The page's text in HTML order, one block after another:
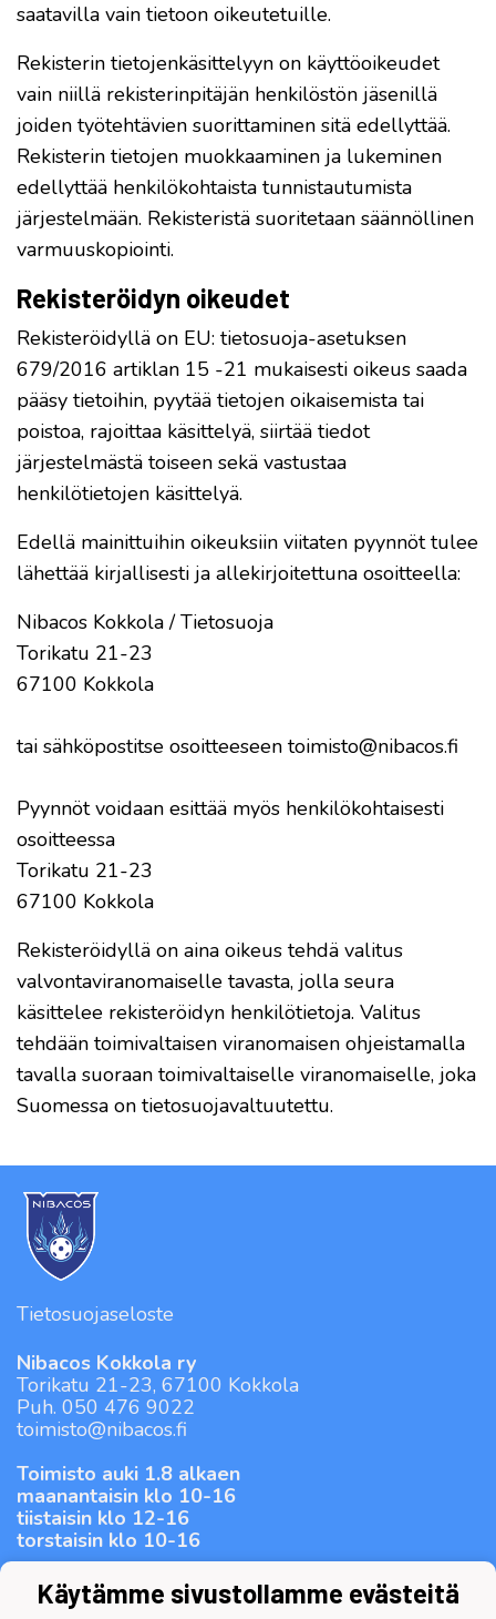
saatavilla vain tietoon oikeutetuille.
Rekisterin tietojenkäsittelyyn on käyttöoikeudet
vain niillä rekisterinpitäjän henkilöstön jäsenillä
joiden työtehtävien suorittaminen sitä edellyttää.
Rekisterin tietojen muokkaaminen ja lukeminen
edellyttää henkilökohtaista tunnistautumista
järjestelmään. Rekisteristä suoritetaan säännöllinen
varmuuskopiointi.
Rekisteröidyn oikeudet
Rekisteröidyllä on EU: tietosuoja-asetuksen
679/2016 artiklan 15 -21 mukaisesti oikeus saada
pääsy tietoihin, pyytää tietojen oikaisemista tai
poistoa, rajoittaa käsittelyä, siirtää tiedot
järjestelmästä toiseen sekä vastustaa
henkilötietojen käsittelyä.
Edellä mainittuihin oikeuksiin viitaten pyynnöt tulee
lähettää kirjallisesti ja allekirjoitettuna osoitteella:
Nibacos Kokkola / Tietosuoja
Torikatu 21-23
67100 Kokkola
tai sähköpostitse osoitteeseen toimisto@nibacos.fi
Pyynnöt voidaan esittää myös henkilökohtaisesti
osoitteessa
Torikatu 21-23
67100 Kokkola
Rekisteröidyllä on aina oikeus tehdä valitus
valvontaviranomaiselle tavasta, jolla seura
käsittelee rekisteröidyn henkilötietoja. Valitus
tehdään toimivaltaisen viranomaisen ohjeistamalla
tavalla suoraan toimivaltaiselle viranomaiselle, joka
Suomessa on tietosuojavaltuutettu.
Tietosuojaseloste
Nibacos Kokkola ry
Torikatu 21-23, 67100 Kokkola
Puh. 050 476 9022
toimisto@nibacos.fi
Toimisto auki 1.8 alkaen
maanantaisin klo 10-16
tiistaisin klo 12-16
torstaisin klo 10-16
-SALIBANDYÄ SUURELLA SYDÄMELLÄ-
Käytämme sivustollamme evästeitä